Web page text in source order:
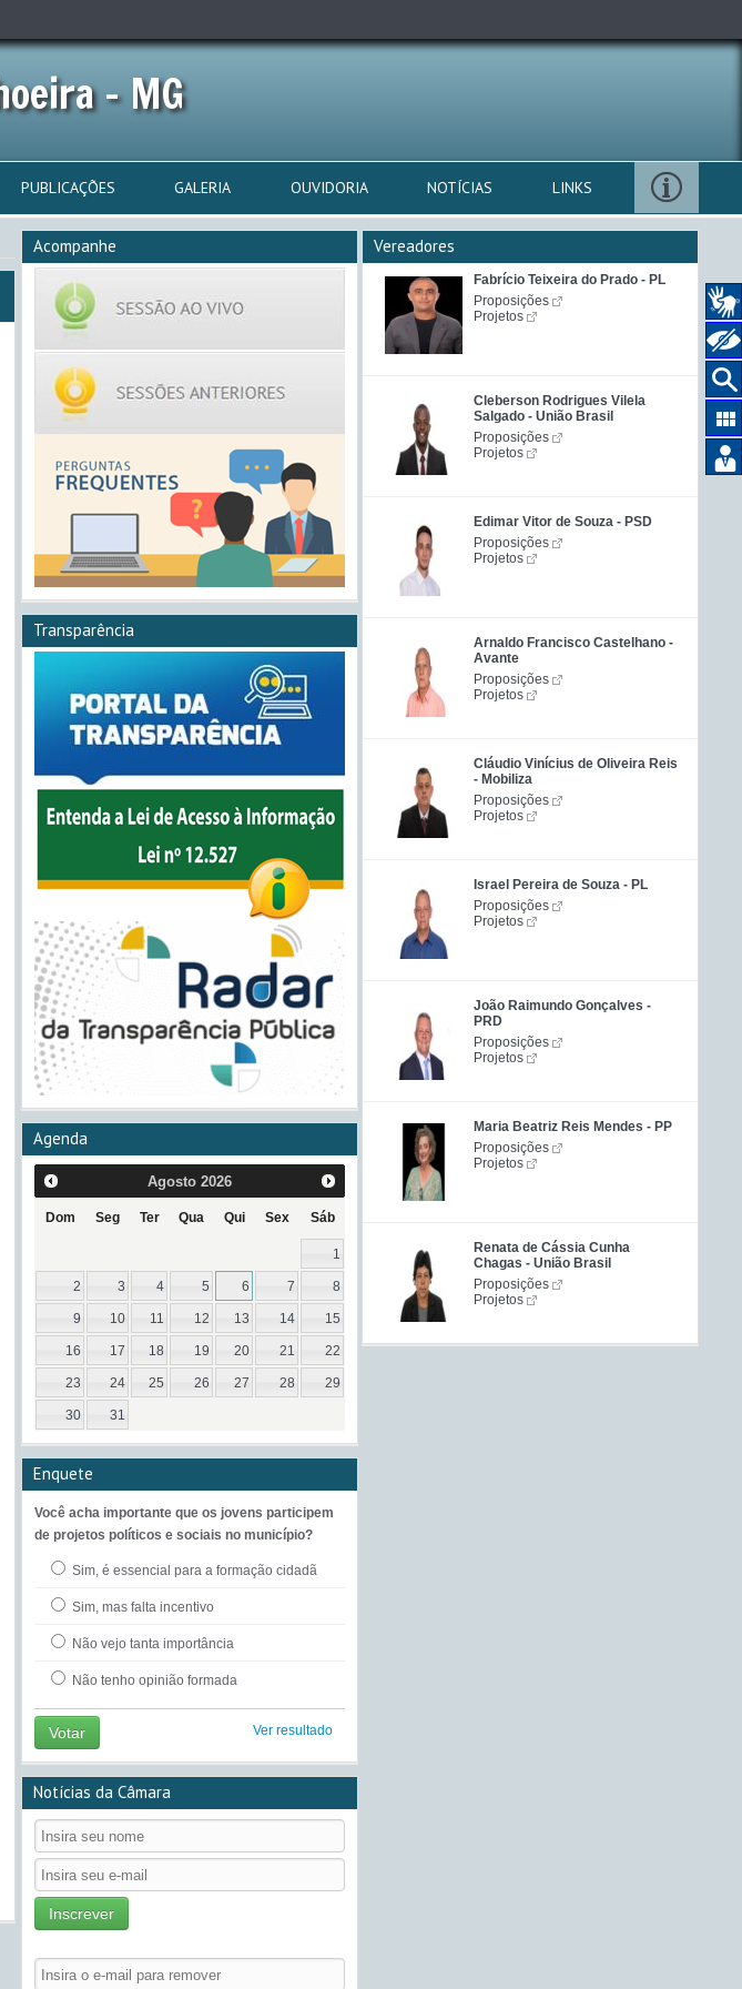
- MG
PUBLICAÇÕES GALERIA OUVIDORIA NOTÍCIAS LINKS
Vereadores
Fabrício Teixeira do Prado - PL
Proposições
Projetos
Cleberson Rodrigues Vilela
Salgado - União Brasil
Proposições
Projetos
Edimar Vitor de Souza - PSD
Proposições
Projetos
Arnaldo Francisco Castelhano -
Avante
Proposições
Projetos
Cláudio Vinícius de Oliveira Reis
- Mobiliza
Proposições
Projetos
Israel Pereira de Souza - PL
Proposições
Projetos
João Raimundo Gonçalves -
PRD
Proposições
Projetos
Maria Beatriz Reis Mendes - PP
Proposições
Projetos
Renata de Cássia Cunha
Chagas - União Brasil
Proposições
Projetos
Acompanhe
Transparência
Agenda
Agosto 2026
Dom Seg Ter Qua Qui Sex Sáb
1
2 3 4 5 6 7 8
9 10 11 12 13 14 15
16 17 18 19 20 21 22
23 24 25 26 27 28 29
30 31
Enquete
Você acha importante que os jovens participem
de projetos políticos e sociais no município?
Sim, é essencial para a formação cidadã
Sim, mas falta incentivo
Não vejo tanta importância
Não tenho opinião formada
Votar Ver resultado
Notícias da Câmara
Inscrever